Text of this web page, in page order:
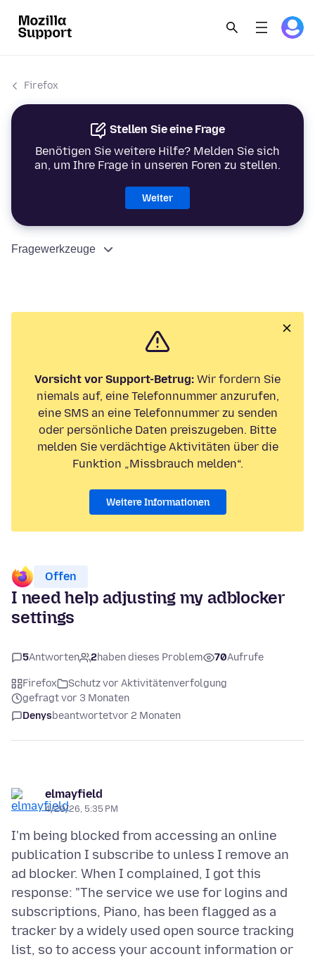
Firefox
Stellen Sie eine Frage
Benötigen Sie weitere Hilfe? Melden Sie sich
an, um Ihre Frage in unseren Foren zu stellen.
Weiter
Fragewerkzeuge
Vorsicht vor Support-Betrug: Wir fordern Sie
niemals auf, eine Telefonnummer anzurufen,
eine SMS an eine Telefonnummer zu senden
oder persönliche Daten preiszugeben. Bitte
melden Sie verdächtige Aktivitäten über die
Funktion „Missbrauch melden“.
Weitere Informationen
Offen
I need help adjusting my adblocker
settings
5Antworten 2haben dieses Problem 70Aufrufe
Firefox
Schutz vor Aktivitätenverfolgung
gefragt vor 3 Monaten
Denysbeantwortetvor 2 Monaten
elmayfield
4/29/26, 5:35 PM
I'm being blocked from accessing an online
publication I subscribe to unless I remove an
ad blocker. When I complained, I got this
response: "The service we use for logins and
subscriptions, Piano, has been flagged as a
tracker by a widely used open source tracking
list, so to access your account information or